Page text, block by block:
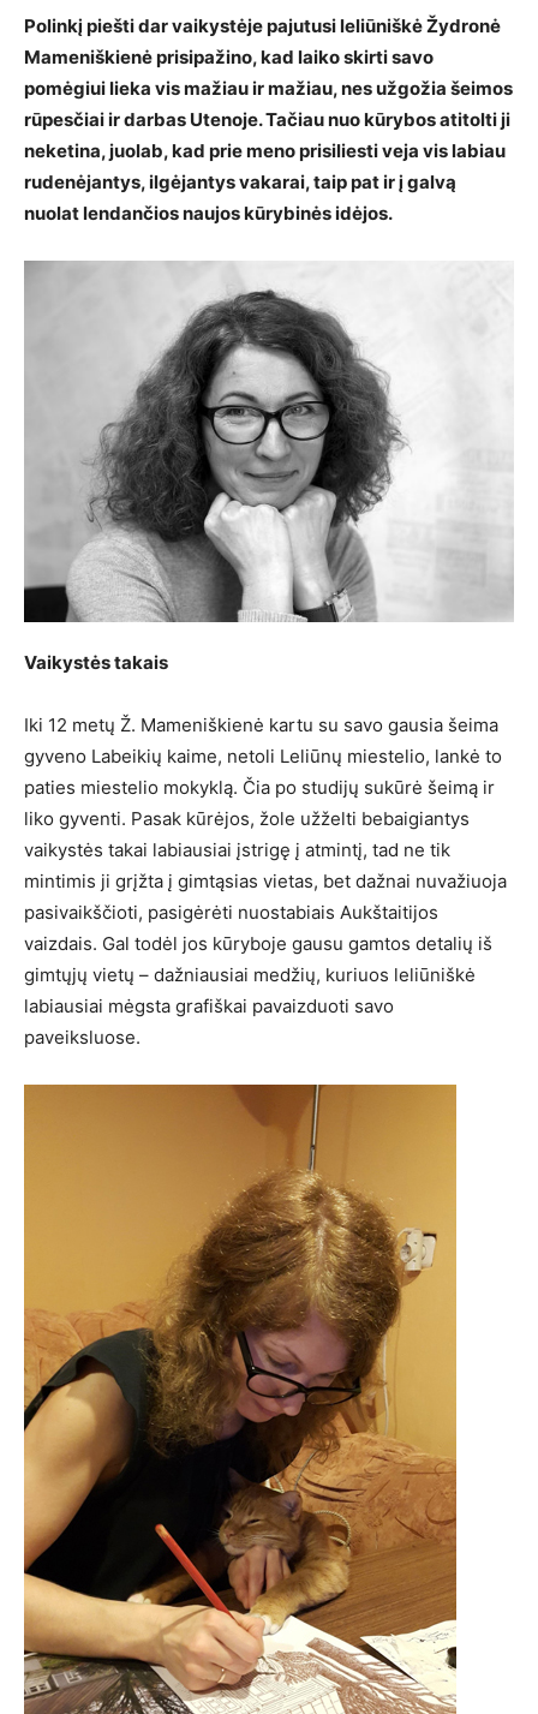
Polinkį piešti dar vaikystėje pajutusi leliūniškė Žydronė
Mameniškienė prisipažino, kad laiko skirti savo
pomėgiui lieka vis mažiau ir mažiau, nes užgožia šeimos
rūpesčiai ir darbas Utenoje. Tačiau nuo kūrybos atitolti ji
neketina, juolab, kad prie meno prisiliesti veja vis labiau
rudenėjantys, ilgėjantys vakarai, taip pat ir į galvą
nuolat lendančios naujos kūrybinės idėjos.
Vaikystės takais
Iki 12 metų Ž. Mameniškienė kartu su savo gausia šeima
gyveno Labeikių kaime, netoli Leliūnų miestelio, lankė to
paties miestelio mokyklą. Čia po studijų sukūrė šeimą ir
liko gyventi. Pasak kūrėjos, žole užželti bebaigiantys
vaikystės takai labiausiai įstrigę į atmintį, tad ne tik
mintimis ji grįžta į gimtąsias vietas, bet dažnai nuvažiuoja
pasivaikščioti, pasigėrėti nuostabiais Aukštaitijos
vaizdais. Gal todėl jos kūryboje gausu gamtos detalių iš
gimtųjų vietų – dažniausiai medžių, kuriuos leliūniškė
labiausiai mėgsta grafiškai pavaizduoti savo
paveiksluose.